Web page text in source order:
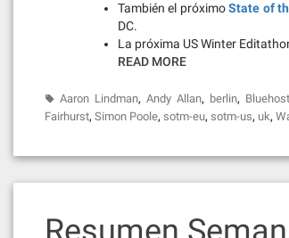
También el próximoState of
DC.
La próxima US Winter
READ MORE
Aaron Lindman,Andy Allan, berlin,
Fairhurst, Simon Poole, sotm-eu, sotm-us, uk,